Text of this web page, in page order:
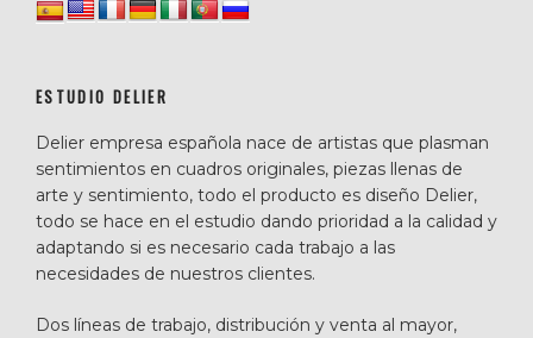
ESTUDIO DELIER
Delier empresa española nace de artistas que plasman
sentimientos en cuadros originales, piezas llenas de
arte y sentimiento, todo el producto es diseño Delier,
todo se hace en el estudio dando prioridad a la calidad y
adaptando si es necesario cada trabajo a las
necesidades de nuestros clientes.
Dos líneas de trabajo, distribución y venta al mayor,